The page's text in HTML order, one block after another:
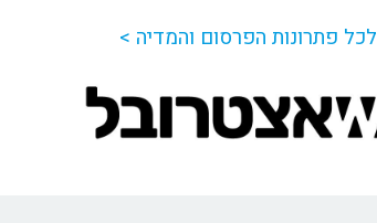
לכל פתרונות הפרסום והמדיה >